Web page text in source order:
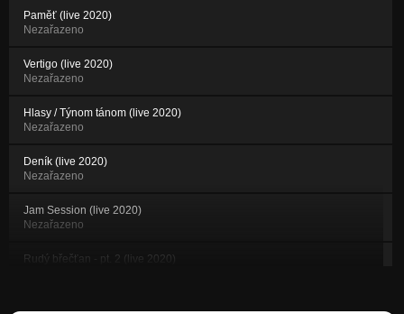
Paměť (live 2020)
Nezařazeno
Vertigo (live 2020)
Nezařazeno
Hlasy / Týnom tánom (live 2020)
Nezařazeno
Deník (live 2020)
Nezařazeno
Jam Session (live 2020)
Nezařazeno
Rudý břečťan - pt. 2 (live 2020)